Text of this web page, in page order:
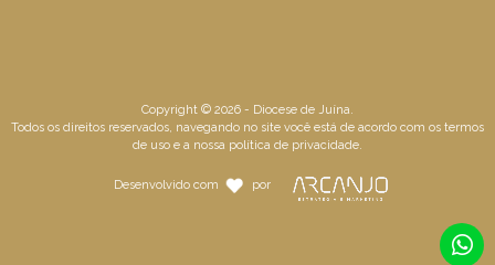
Copyright © 2026 - Diocese de Juína.
Todos os direitos reservados, navegando no site você está de acordo com os termos
de usoe a nossa política de privacidade.
Desenvolvido com por